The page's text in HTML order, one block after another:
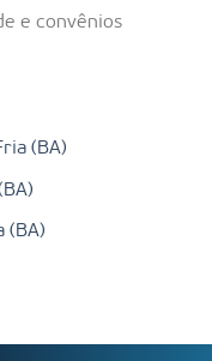
e convênios
(BA)
(BA)